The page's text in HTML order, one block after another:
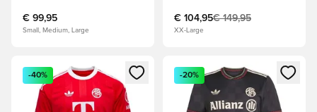
€ 99,95
Small, Medium, Large
€ 104,95€ 149,95
XX-Large
Öffnet ein Fenster zum Anmelden oder Registrieren als
-40%
Öffnet ein Fenster zum
-20%